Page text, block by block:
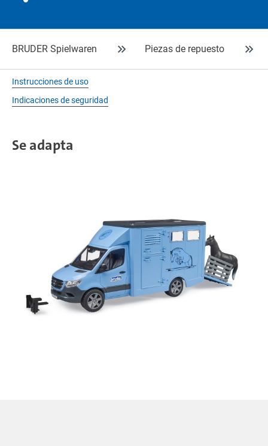
BRUDER Spielwaren Piezas de repuesto
Instrucciones de uso
Indicaciones de seguridad
Se adapta